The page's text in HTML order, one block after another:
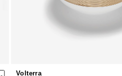
Volterra